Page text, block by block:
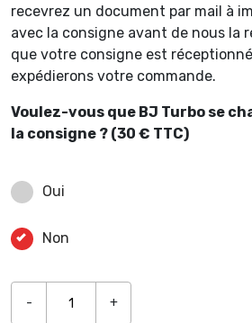
recevrez un document par mail à
avec la consigne avant de nous la
que votre consigne est
expédierons votre commande.
Voulez-vous que BJ Turbo se
la consigne ? (30 € TTC)
Oui
Non
- +